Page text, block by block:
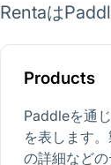
Rentaは
Products
Paddleを通
を表します
の詳細などの